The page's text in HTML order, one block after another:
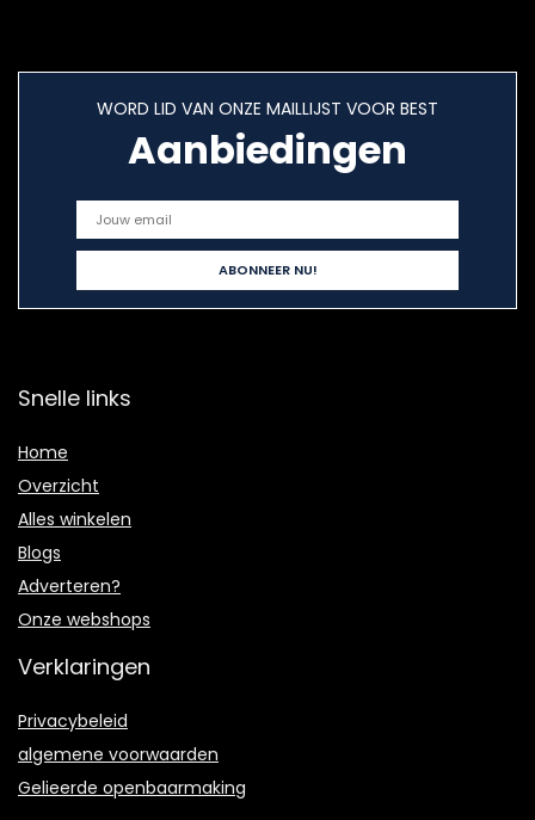
WORD LID VAN ONZE MAILLIJST VOOR BEST
Aanbiedingen
Snelle links
Home
Overzicht
Alles winkelen
Blogs
Adverteren?
Onze webshops
Verklaringen
Privacybeleid
algemene voorwaarden
Gelieerde openbaarmaking